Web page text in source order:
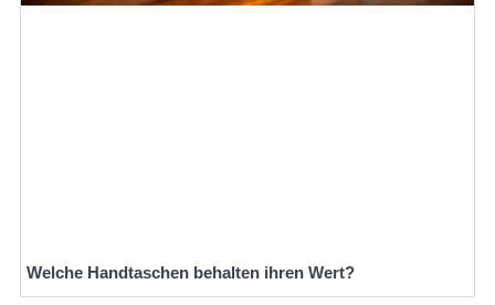
Welche Handtaschen behalten ihren Wert?